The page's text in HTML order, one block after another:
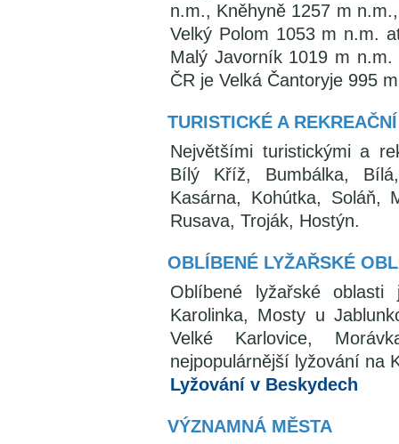
n.m., Kněhyně 1257 m
Velký Polom 1053 m n.m.
Malý Javorník 1019 m
ČR je Velká Čantoryje 995
TURISTICKÉ A
Největšími turistickými a
Bílý Kříž, Bumbálka,
Kasárna, Kohútka, Soláň,
Rusava, Troják, Hostýn.
OBLÍBENÉ LYŽAŘSKÉ
Oblíbené lyžařské
Karolinka, Mosty u
Velké Karlovice,
nejpopulárnější lyžování na
Lyžování v Beskydech
VÝZNAMNÁ MĚSTA